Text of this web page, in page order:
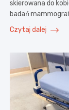
skierowana do
badań
Czytaj dalej